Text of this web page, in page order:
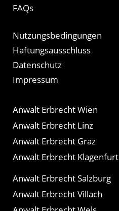
FAQs
Nutzungsbedingungen
Haftungsausschluss
Datenschutz
Impressum
Anwalt Erbrecht Wien
Anwalt Erbrecht Linz
Anwalt Erbrecht Graz
Anwalt Erbrecht Klagenfurt
Anwalt Erbrecht Salzburg
Anwalt Erbrecht Villach